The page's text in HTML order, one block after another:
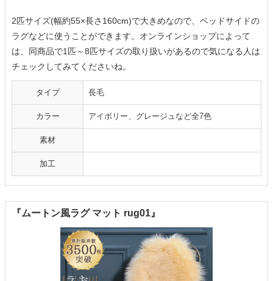
2匹サイズ(幅約55×長さ160cm)で大きめなので、ベッドサイドの
ラグなどに使うことができます。オンラインショップによって
は、同商品で1匹～8匹サイズの取り扱いがあるので気になる人は
チェックしてみてくださいね。
タイプ 長毛
カラー アイボリー、グレージュなど全7色
素材
加工
『ムートン風ラグ マット rug01』